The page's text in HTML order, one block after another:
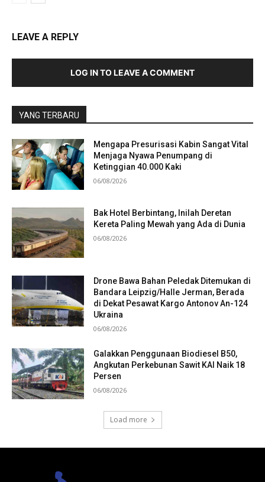
LEAVE A REPLY
LOG IN TO LEAVE A COMMENT
YANG TERBARU
Mengapa Presurisasi Kabin Sangat Vital
Menjaga Nyawa Penumpang di
Ketinggian 40.000 Kaki
06/08/2026
Bak Hotel Berbintang, Inilah Deretan
Kereta Paling Mewah yang Ada di Dunia
06/08/2026
Drone Bawa Bahan Peledak Ditemukan di
Bandara Leipzig/Halle Jerman, Berada
di Dekat Pesawat Kargo Antonov An-124
Ukraina
06/08/2026
Galakkan Penggunaan Biodiesel B50,
Angkutan Perkebunan Sawit KAI Naik 18
Persen
06/08/2026
Load more